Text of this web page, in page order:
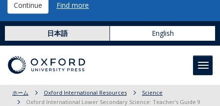
Continue Find more
日本語 English
ホーム Oxford International Resources
Science
Oxford International Lower Secondary Science: Teacher's Guide 9